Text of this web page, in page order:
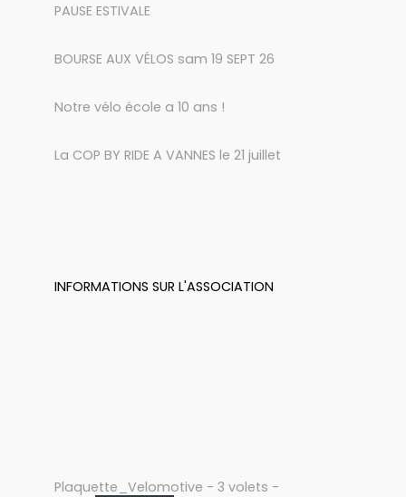
PAUSE ESTIVALE
BOURSE AUX VÉLOS sam 19 SEPT 26
Notre vélo école a 10 ans !
La COP BY RIDE A VANNES le 21 juillet
INFORMATIONS SUR L'ASSOCIATION
Plaquette_Velomotive - 3 volets -